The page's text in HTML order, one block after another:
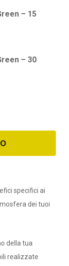
– 15
– 30
specifici ai
dei tuoi
della tua
realizzate